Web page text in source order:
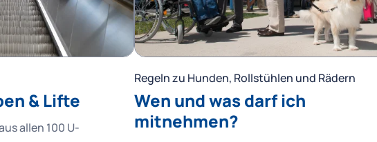
& Lifte
allen 100 U-
Regeln zu Hunden, Rollstühlen und Rädern
Wen und was darf ich
mitnehmen?